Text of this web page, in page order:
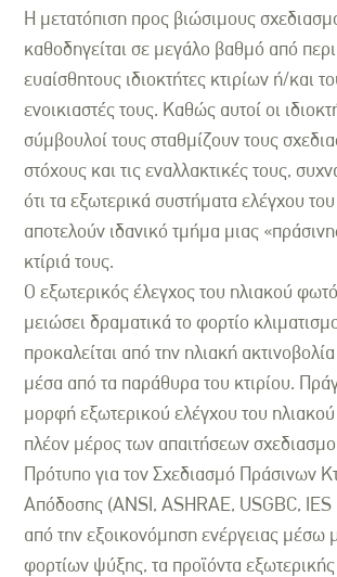
Η μετατόπιση προς βιώσιμους
καθοδηγείται σε μεγάλο βαθμό από
ευαίσθητους ιδιοκτήτες κτιρίων ή/και
ενοικιαστές τους. Καθώς αυτοί οι
σύμβουλοί τους σταθμίζουν τους
στόχους και τις εναλλακτικές τους,
ότι τα εξωτερικά συστήματα ελέγχου
αποτελούν ιδανικό τμήμα μιας
κτίριά τους.
Ο εξωτερικός έλεγχος του ηλιακού
μειώσει δραματικά το φορτίο
προκαλείται από την ηλιακή
μέσα από τα παράθυρα του κτιρίου.
μορφή εξωτερικού ελέγχου του ηλιακού
πλέον μέρος των απαιτήσεων
Πρότυπο για τον Σχεδιασμό Πράσινων
Απόδοσης (ANSI, ASHRAE, USGBC, IES
από την εξοικονόμηση ενέργειας μέσω
φορτίων ψύξης, τα προϊόντα